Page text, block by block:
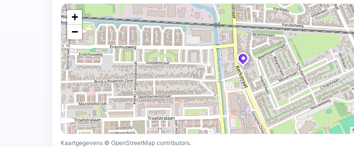
+
−
Kaartgegevens © OpenStreetMap contributors.